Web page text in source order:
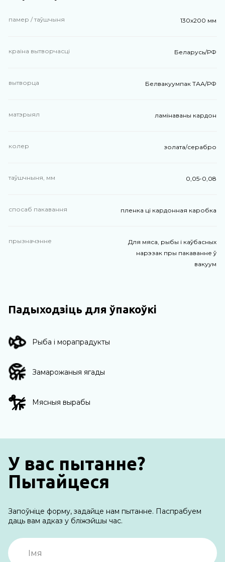
памер / таўшчыня 130х200 мм
краіна вытворчасці Беларусь/РФ
вытворца Белвакуумпак ТАА/РФ
матэрыял ламінаваны кардон
колер золата/серабро
таўшчныня, мм 0,05-0,08
спосаб пакавання пленка ці кардонная каробка
прызначэнне
Для мяса, рыбы і каўбасных
нарэзак пры пакаванне ў
вакуум
Падыходзіць для ўпакоўкі
Рыба і морапрадукты
Замарожаныя ягады
Мясныя вырабы
У вас пытанне?
Пытайцеся
Запоўніце форму, задайце нам пытанне. Паспрабуем
даць вам адказ у бліжэйшы час.